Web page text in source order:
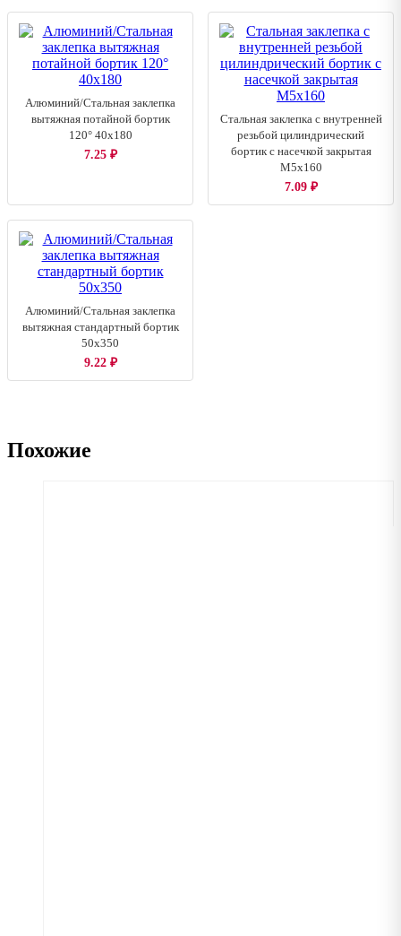
Алюминий/Стальная заклепка
вытяжная потайной бортик
120° 40х180
7.25 ₽
Стальная заклепка с внутренней
резьбой цилиндрический
бортик с насечкой закрытая
М5x160
7.09 ₽
Алюминий/Стальная заклепка
вытяжная стандартный бортик
50х350
9.22 ₽
Похожие